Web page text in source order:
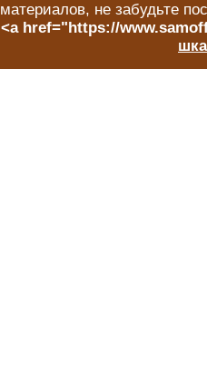
материалов, не забудьте
<a href="https://